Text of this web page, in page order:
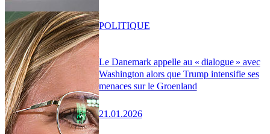
Le Danemark appelle au « dialogue » avec
Washington alors que Trump intensifie ses
menaces sur le Groenland
21.01.2026
POLITIQUE